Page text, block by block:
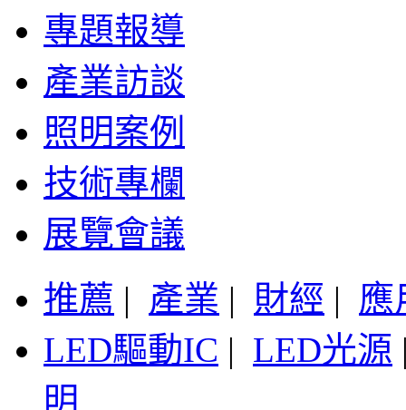
專題報導
產業訪談
照明案例
技術專欄
展覽會議
推薦 | 產業 | 財經 | 應
LED驅動IC | LED光源
明